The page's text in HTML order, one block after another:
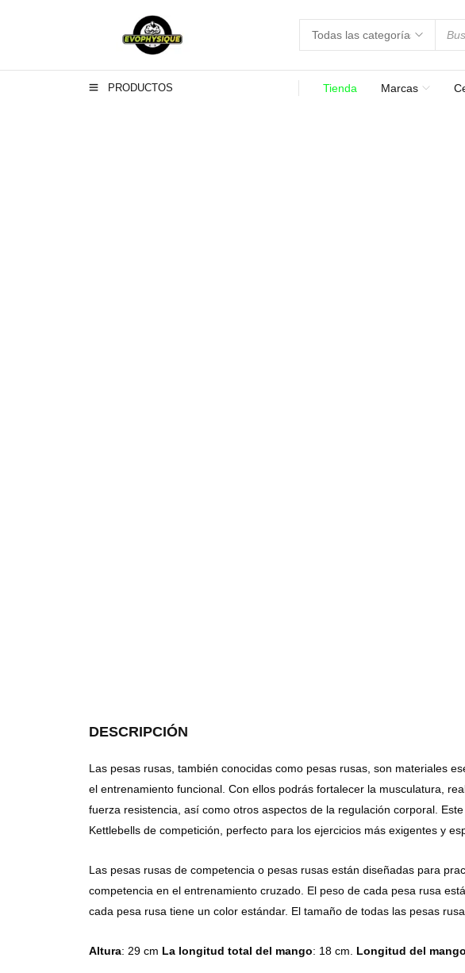
PRODUCTOS Tienda Marcas
DESCRIPCIÓN
Las pesas rusas, también conocidas como pesas rusas, son materiales
el entrenamiento funcional. Con ellos podrás fortalecer la musculatura,
fuerza resistencia, así como otros aspectos de la regulación corporal.
Kettlebells de competición, perfecto para los ejercicios más exigentes y
Las pesas rusas de competencia o pesas rusas están diseñadas para
competencia en el entrenamiento cruzado. El peso de cada pesa rusa
cada pesa rusa tiene un color estándar. El tamaño de todas las pesas
Altura: 29 cm La longitud total del mango: 18 cm. Longitud del